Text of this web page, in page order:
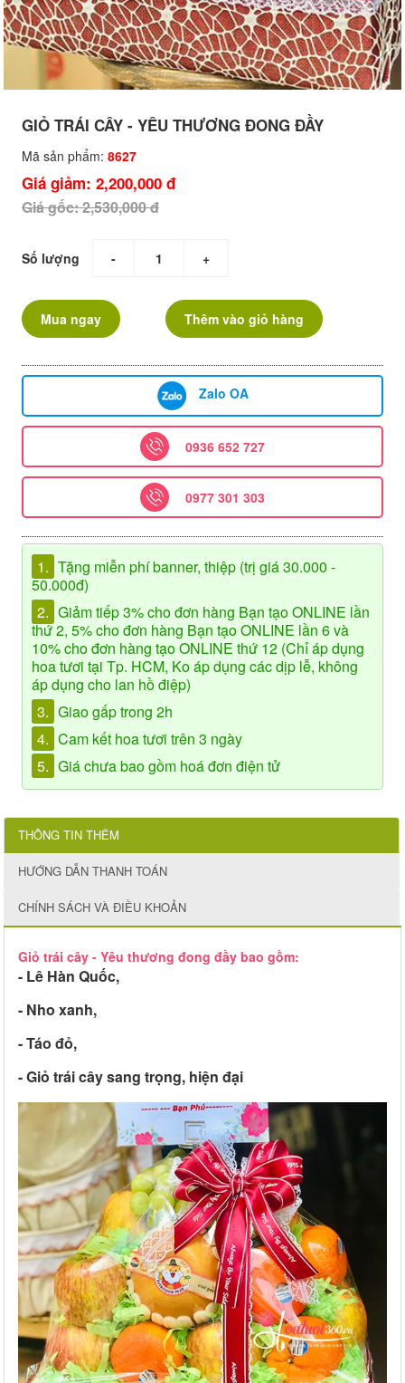
GIỎ TRÁI CÂY - YÊU THƯƠNG ĐONG ĐẦY
Mã sản phẩm: 8627
Giá giảm: 2,200,000 đ
Giá gốc: 2,530,000 đ
Số lượng - +
Mua ngay Thêm vào giỏ hàng
Zalo OA
0936 652 727
0977 301 303
1. Tặng miễn phí banner, thiệp (trị giá 30.000 -
50.000đ)
2. Giảm tiếp 3% cho đơn hàng Bạn tạo ONLINE lần
thứ 2, 5% cho đơn hàng Bạn tạo ONLINE lần 6 và
10% cho đơn hàng tạo ONLINE thứ 12 (Chỉ áp dụng
hoa tươi tại Tp. HCM, Ko áp dụng các dịp lễ, không
áp dụng cho lan hồ điệp)
3. Giao gấp trong 2h
4. Cam kết hoa tươi trên 3 ngày
5. Giá chưa bao gồm hoá đơn điện tử
THÔNG TIN THÊM
HƯỚNG DẪN THANH TOÁN
CHÍNH SÁCH VÀ ĐIỀU KHOẢN
Giỏ trái cây - Yêu thương đong đầy bao gồm:
- Lê Hàn Quốc,
- Nho xanh,
- Táo đỏ,
- Giỏ trái cây sang trọng, hiện đại